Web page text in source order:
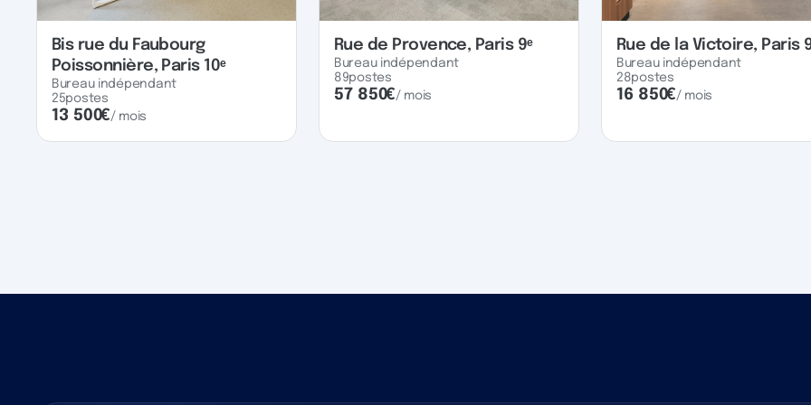
Bis rue du Faubourg
Poissonnière, Paris 10ᵉ
Bureau indépendant
25postes
13 500€/ mois
Rue de Provence, Paris 9ᵉ
Bureau indépendant
89postes
57 850€/ mois
Rue de la Victoire, Paris
Bureau indépendant
28postes
16 850€/ mois